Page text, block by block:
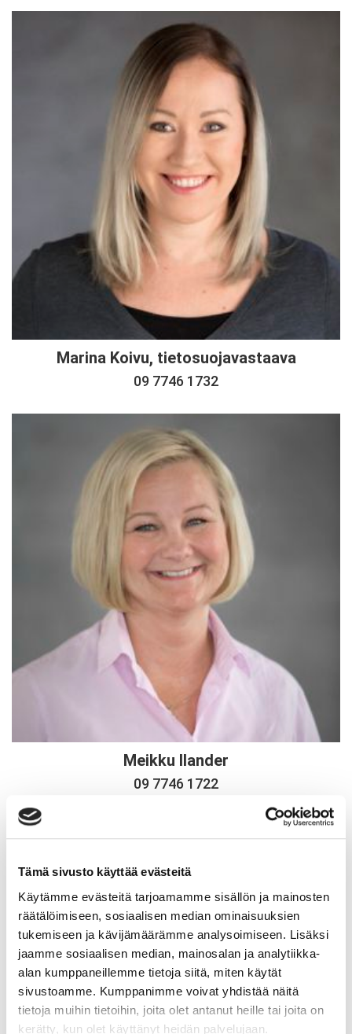
Tämä sivusto käyttää evästeitä
Käytämme evästeitä tarjoamamme sisällön ja mainosten
räätälöimiseen, sosiaalisen median ominaisuuksien
tukemiseen ja kävijämäärämme analysoimiseen. Lisäksi
jaamme sosiaalisen median, mainosalan ja analytiikka-
alan kumppaneillemme tietoja siitä, miten käytät
sivustoamme. Kumppanimme voivat yhdistää näitä
tietoja muihin tietoihin, joita olet antanut heille tai joita on
kerätty, kun olet käyttänyt heidän palvelujaan.
Marina Koivu, tietosuojavastaava
09 7746 1732
Meikku Ilander
09 7746 1722